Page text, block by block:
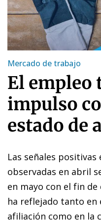
Mercado de trabajo
El empleo
impulso
estado de
Las señales
observadas en abril
en mayo con el fin
ha reflejado tanto en
afiliación como en la